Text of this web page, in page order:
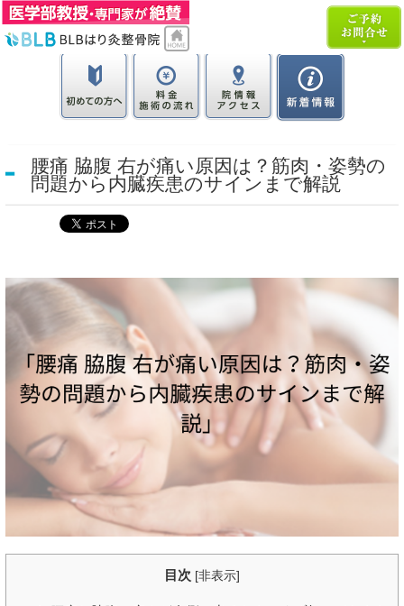
腰痛 脇腹 右が痛い原因は？筋肉・姿勢の
問題から内臓疾患のサインまで解説
目次 [非表示]